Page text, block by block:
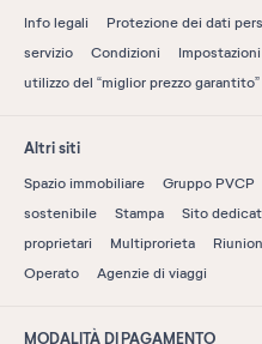
Info legali Protezione dei dati
servizio
Condizioni
utilizzo del “miglior prezzo garantito”
Altri siti
Spazio immobiliare Gruppo PVCP
sostenibile
Stampa
Sito
proprietari
Multiprorieta
Operato
Agenzie di viaggi
MODALITÀ DI PAGAMENTO